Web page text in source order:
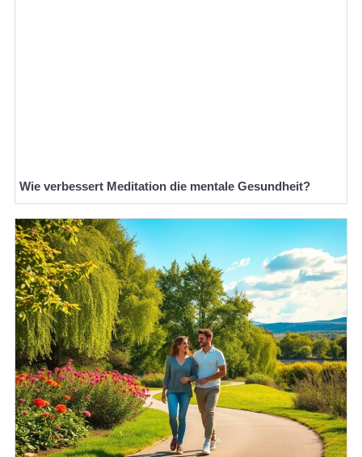
Wie verbessert Meditation die mentale Gesundheit?